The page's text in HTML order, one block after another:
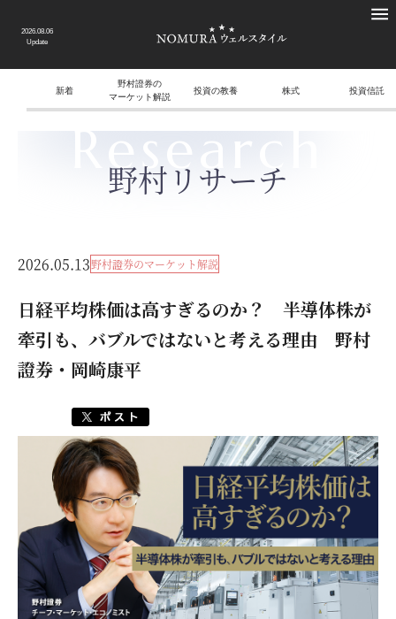
2026.08.06
Update
新着
野村證券の
マーケット解説
投資の教養 株式 投資信託
Research
野村リサーチ
2026.05.13野村證券のマーケット解説
日経平均株価は高すぎるのか？ 半導体株が
牽引も、バブルではないと考える理由 野村
證券・岡崎康平